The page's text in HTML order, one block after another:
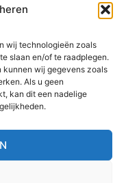
wij technologieën zoals
slaan en/of te raadplegen.
kunnen wij gegevens zoals
Als u geen
kan dit een nadelige
roze camee
Toevoegen aan
winkelwagen
→